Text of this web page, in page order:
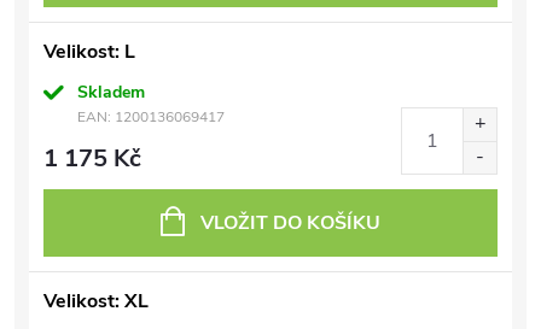
Velikost: L
Skladem
EAN: 1200136069417
1 175 Kč
VLOŽIT DO KOŠÍKU
Velikost: XL